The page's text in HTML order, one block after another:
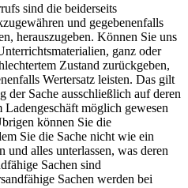
sind die beiderseits
und gegebenenfalls
herauszugeben. Können Sie uns
ganz oder
Zustand zurückgeben,
Wertersatz leisten. Das gilt
der Sache ausschließlich auf deren
möglich gewesen
können Sie die
Sie die Sache nicht wie ein
und alles unterlassen, was deren
Sachen sind
Sachen werden bei